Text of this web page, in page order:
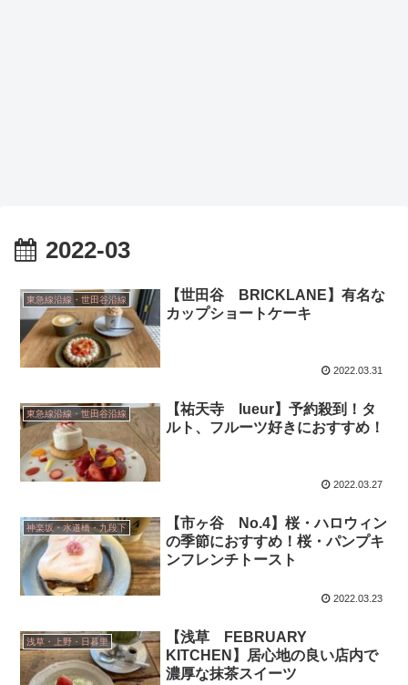
2022-03
東急線沿線・世田谷沿線
【世田谷 BRICKLANE】有名な
カップショートケーキ
2022.03.31
東急線沿線・世田谷沿線
【祐天寺 lueur】予約殺到！タ
ルト、フルーツ好きにおすすめ！
2022.03.27
神楽坂・水道橋・九段下
【市ヶ谷 No.4】桜・ハロウィン
の季節におすすめ！桜・パンプキ
ンフレンチトースト
2022.03.23
浅草・上野・日暮里
【浅草 FEBRUARY
KITCHEN】居心地の良い店内で
濃厚な抹茶スイーツ